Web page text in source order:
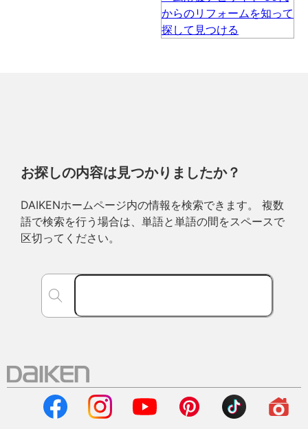
お探しの内容は見つかりましたか？
DAIKENホームページ内の情報を検索できます。 複数
語で検索を行う場合は、単語と単語の間をスペースで
区切ってください。